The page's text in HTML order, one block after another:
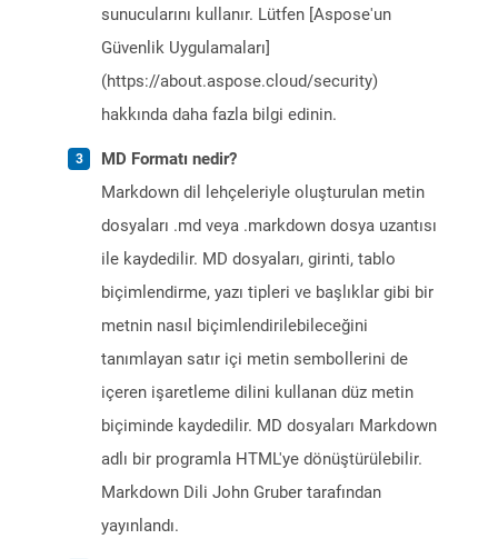
sunucularını kullanır. Lütfen [Aspose'un
Güvenlik Uygulamaları]
(https://about.aspose.cloud/security)
hakkında daha fazla bilgi edinin.
MD Formatı nedir?
Markdown dil lehçeleriyle oluşturulan metin
dosyaları .md veya .markdown dosya uzantısı
ile kaydedilir. MD dosyaları, girinti, tablo
biçimlendirme, yazı tipleri ve başlıklar gibi bir
metnin nasıl biçimlendirilebileceğini
tanımlayan satır içi metin sembollerini de
içeren işaretleme dilini kullanan düz metin
biçiminde kaydedilir. MD dosyaları Markdown
adlı bir programla HTML'ye dönüştürülebilir.
Markdown Dili John Gruber tarafından
yayınlandı.